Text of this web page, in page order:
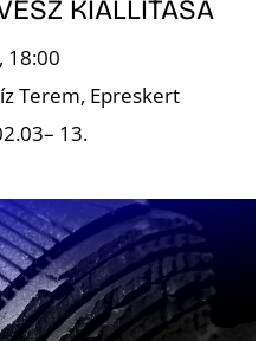
KIÁLLÍTÁSA
18:00
Terem, Epreskert
13.